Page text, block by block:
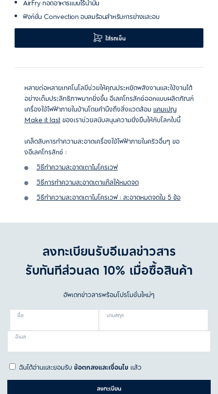
AirFry ทอดอาหารแบบไร้น้ำมัน
ฟังก์ชั่น Convection อบลมร้อนสำหรับการย่างและอบ
ใส่รถเข็น
หลายต่อหลายเทคโนโลยีช่วยให้คุณประหยัดพลังงานและใช้งานได้
อย่างเต็มประสิทธิภาพมากยิ่งขึ้นอีเลคโทรลักซ์ออกแบบผลิตภัณฑ์
เครื่องใช้ไฟฟ้าภายในบ้านโดยคำนึงถึงสิ่งแวดล้อม แคมเปญ
Make it lastของเราช่วยสนับสนุนความยั่งยืนให้กับโลกใบนี้
เคล็ดลับการทำความสะอาดเครื่องใช้ไฟฟ้าภายในครัวอื่นๆ ขอ
งอีเลคโทรลักซ์ :
วิธีทำความสะอาดเตาไมโครเวฟ
วิธีการทำความสะอาดเตาแก๊สให้หมดจด
วิธีทำความสะอาดเตาไมโครเวฟ : สะอาดหมดจดใน 5 ข้อ
ลงทะเบียนรับอีเมลข่าวสาร
รับทันทีส่วนลด 10% เมื่อซื้อสินค้า
อัพเดทข่าวสารพร้อมโปรโมชั่นใหม่ๆ
ชื่อ นามสกุล
อีเมล
ฉันได้อ่านและยอมรับข้อตกลงและเงื่อนไข แล้ว
ลงทะเบียน